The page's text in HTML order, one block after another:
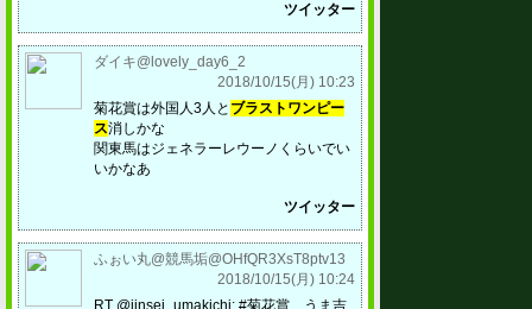
ツイッター
ダイキ@lovely_day6_2
2018/10/15(月) 10:23
菊花賞は外国人3人と ブラストワンピー
ス消しかな
関東馬はジェネラーレウーノくらいでい
いかなあ
ツイッター
ふぉい丸@競馬垢@OHfQR3XsT8ptv13
2018/10/15(月) 10:24